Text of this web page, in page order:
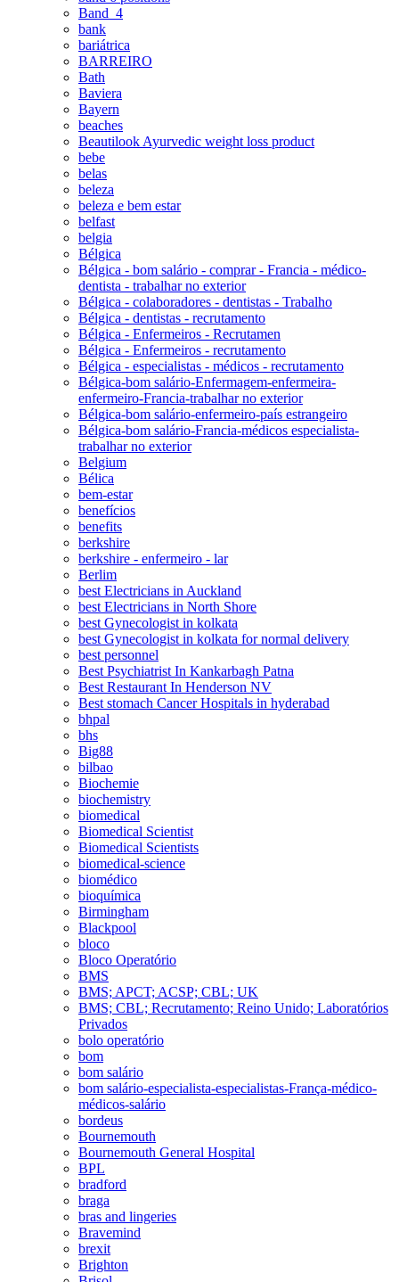
Band_4
bank
bariátrica
BARREIRO
Bath
Baviera
Bayern
beaches
Beautilook Ayurvedic weight loss product
bebe
belas
beleza
beleza e bem estar
belfast
belgia
Bélgica
Bélgica - bom salário - comprar - Francia - médico-
dentista - trabalhar no exterior
Bélgica - colaboradores - dentistas - Trabalho
Bélgica - dentistas - recrutamento
Bélgica - Enfermeiros - Recrutamen
Bélgica - Enfermeiros - recrutamento
Bélgica - especialistas - médicos - recrutamento
Bélgica-bom salário-Enfermagem-enfermeira-
enfermeiro-Francia-trabalhar no exterior
Bélgica-bom salário-enfermeiro-país estrangeiro
Bélgica-bom salário-Francia-médicos especialista-
trabalhar no exterior
Belgium
Bélica
bem-estar
benefícios
benefits
berkshire
berkshire - enfermeiro - lar
Berlim
best Electricians in Auckland
best Electricians in North Shore
best Gynecologist in kolkata
best Gynecologist in kolkata for normal delivery
best personnel
Best Psychiatrist In Kankarbagh Patna
Best Restaurant In Henderson NV
Best stomach Cancer Hospitals in hyderabad
bhpal
bhs
Big88
bilbao
Biochemie
biochemistry
biomedical
Biomedical Scientist
Biomedical Scientists
biomedical-science
biomédico
bioquímica
Birmingham
Blackpool
bloco
Bloco Operatório
BMS
BMS; APCT; ACSP; CBL; UK
BMS; CBL; Recrutamento; Reino Unido; Laboratórios
Privados
bolo operatório
bom
bom salário
bom salário-especialista-especialistas-França-médico-
médicos-salário
bordeus
Bournemouth
Bournemouth General Hospital
BPL
bradford
braga
bras and lingeries
Bravemind
brexit
Brighton